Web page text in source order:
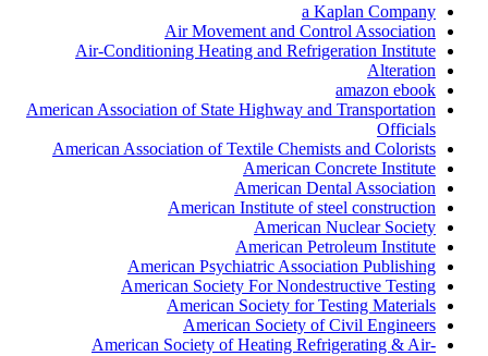
a Kaplan Company
Air Movement and Control Association
Air-Conditioning Heating and Refrigeration Institute
Alteration
amazon ebook
American Association of State Highway and Transportation
Officials
American Association of Textile Chemists and Colorists
American Concrete Institute
American Dental Association
American Institute of steel construction
American Nuclear Society
American Petroleum Institute
American Psychiatric Association Publishing
American Society For Nondestructive Testing
American Society for Testing Materials
American Society of Civil Engineers
American Society of Heating Refrigerating & Air-